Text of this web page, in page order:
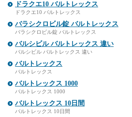
ドラクエ10 バルトレックス
ドラクエ10 バルトレックス
バラシクロビル錠 バルトレックス
バラシクロビル錠 バルトレックス
バルシビル バルトレックス 違い
バルシビル バルトレックス 違い
バルトレックス
バルトレックス
バルトレックス 1000
バルトレックス 1000
バルトレックス 10日間
バルトレックス 10日間